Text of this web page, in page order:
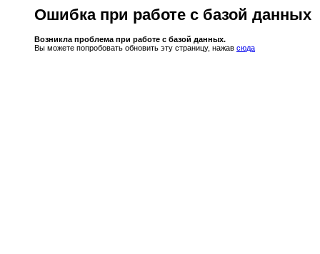
Ошибка при работе с базой данных
Возникла проблема при работе с базой данных.
Вы можете попробовать обновить эту страницу, нажав сюда